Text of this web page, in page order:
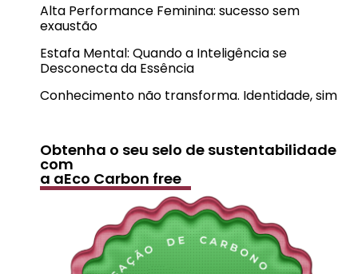
Alta Performance Feminina: sucesso sem
exaustão
Estafa Mental: Quando a Inteligência se
Desconecta da Essência
Conhecimento não transforma. Identidade, sim
Obtenha o seu selo de sustentabilidade
com
a aEco Carbon free